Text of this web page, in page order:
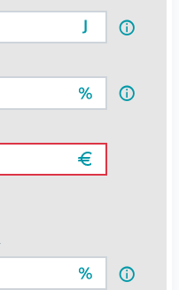
dem Vermittler und
Verflechtung besteht.
er – entgegen dem in
des
Vermieter tätig ist.